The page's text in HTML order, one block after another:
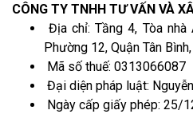
CÔNG TY TNHH TƯ VẤN VÀ
Địa chỉ: Tầng 4, Tòa nhà
Phường 12, Quận Tân
Mã số thuế: 0313066087
Đại diện pháp luật:
Ngày cấp giấy phép: 25/